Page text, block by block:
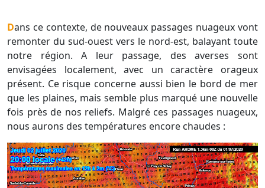
Dans ce contexte, de nouveaux passages nuageux vont
remonter du sud-ouest vers le nord-est, balayant toute
notre région. A leur passage, des averses sont
envisagées localement, avec un caractère orageux
présent. Ce risque concerne aussi bien le bord de mer
que les plaines, mais semble plus marqué une nouvelle
fois près de nos reliefs. Malgré ces passages nuageux,
nous aurons des températures encore chaudes :